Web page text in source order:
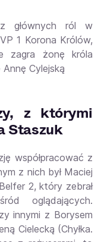
głównych ról w
1 Korona Królów,
zagra żonę króla
Annę Cylejską
z którymi
Staszuk
współpracować z
z nich był Maciej
2, który zebrał
oglądających.
innymi z Borysem
Cielecką (Chyłka.